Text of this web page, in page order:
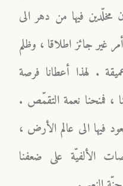
مخلّدين فيها من دهر الى
غير جائز اطلاقا ، وظلم
. لهذا أعطانا فرصة
، فمنحنا نعمة التقمّص .
ايّاها 6000 مرّة نعود فيها الى عالم الأرض ،
الألفيّة على ضعفنا